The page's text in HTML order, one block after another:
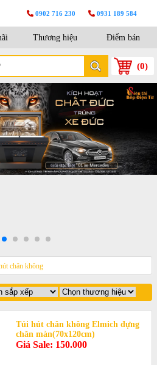
0902 716 230 0931 189 584
Thương hiệu Điểm bán
(0)
chân không
Túi hút chân không Elmich đựng
chăn màn(70x120cm)
Giá Sale: 150.000